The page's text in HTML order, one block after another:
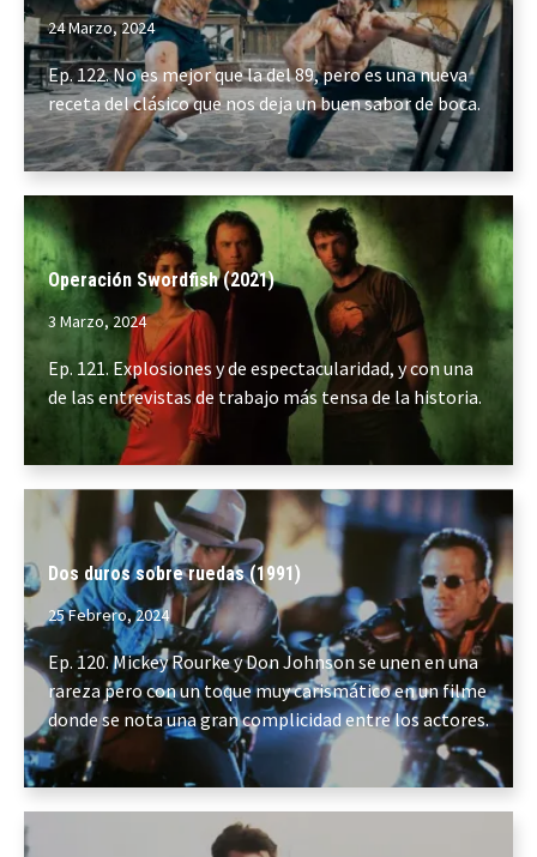
24 Marzo, 2024
Ep. 122. No es mejor que la del 89, pero es una nueva
receta del clásico que nos deja un buen sabor de boca.
Operación Swordfish (2021)
3 Marzo, 2024
Ep. 121. Explosiones y de espectacularidad, y con una
de las entrevistas de trabajo más tensa de la historia.
Dos duros sobre ruedas (1991)
25 Febrero, 2024
Ep. 120. Mickey Rourke y Don Johnson se unen en una
rareza pero con un toque muy carismático en un filme
donde se nota una gran complicidad entre los actores.